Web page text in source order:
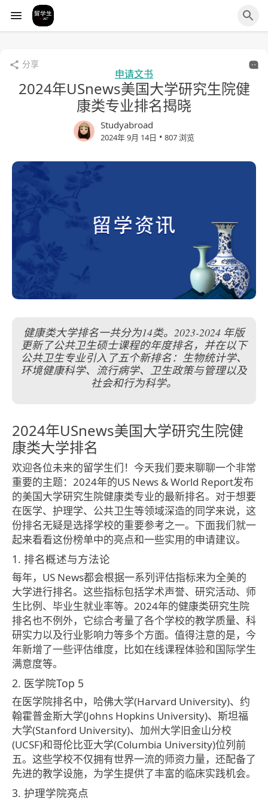
分享
申请文书
2024年USnews美国大学研究生院健
康类专业排名揭晓
Studyabroad
2024年 9月 14日 • 807 浏览
健康类大学排名一共分为14类。2023-2024 年版
更新了公共卫生硕士课程的年度排名，并在以下
公共卫生专业引入了五个新排名：生物统计学、
环境健康科学、流行病学、卫生政策与管理以及
社会和行为科学。
2024年USnews美国大学研究生院健
康类大学排名
欢迎各位未来的留学生们！今天我们要来聊聊一个非常
重要的主题：2024年的US News & World Report发布
的美国大学研究生院健康类专业的最新排名。对于想要
在医学、护理学、公共卫生等领域深造的同学来说，这
份排名无疑是选择学校的重要参考之一。下面我们就一
起来看看这份榜单中的亮点和一些实用的申请建议。
1. 排名概述与方法论
每年，US News都会根据一系列评估指标来为全美的
大学进行排名。这些指标包括学术声誉、研究活动、师
生比例、毕业生就业率等。2024年的健康类研究生院
排名也不例外，它综合考量了各个学校的教学质量、科
研实力以及行业影响力等多个方面。值得注意的是，今
年新增了一些评估维度，比如在线课程体验和国际学生
满意度等。
2. 医学院Top 5
在医学院排名中，哈佛大学(Harvard University)、约
翰霍普金斯大学(Johns Hopkins University)、斯坦福
大学(Stanford University)、加州大学旧金山分校
(UCSF)和哥伦比亚大学(Columbia University)位列前
五。这些学校不仅拥有世界一流的师资力量，还配备了
先进的教学设施，为学生提供了丰富的临床实践机会。
3. 护理学院亮点